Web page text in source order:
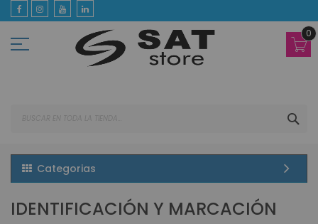
Ir
al
contenido
0
Categorias
IDENTIFICACIÓN Y MARCACIÓN